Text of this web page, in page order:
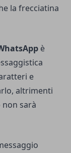
la frecciatina
è
e
altrimenti
sarà